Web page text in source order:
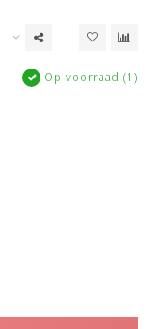
Op voorraad (1)